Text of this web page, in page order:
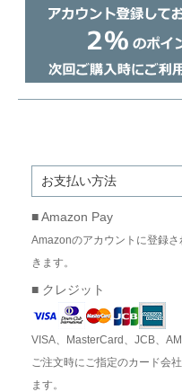
お支払い方法
■ Amazon Pay
Amazonのアカウントに登録
きます。
■ クレジット
VISA、MasterCard、JCB、
ご注文時にご指定のカード会
ます。